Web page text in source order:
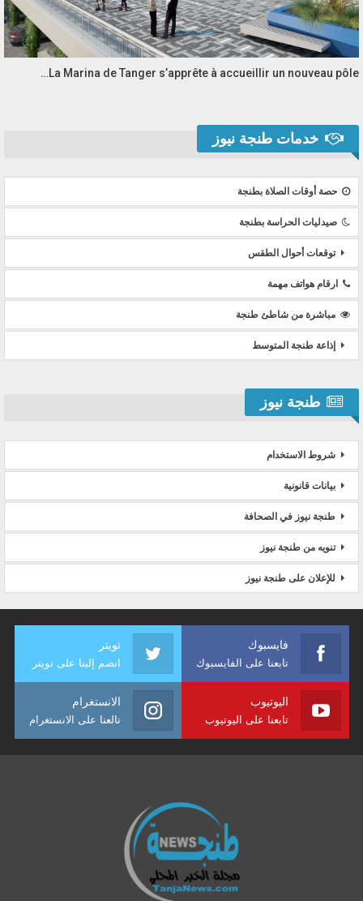
La Marina de Tanger s’apprête à accueillir un nouveau pôle…
خدمات طنجة نيوز
حصة أوقات الصلاة بطنجة
صيدليات الحراسة بطنجة
توقعات أحوال الطقس
ارقام هواتف مهمة
مباشرة من شاطئ طنجة
إذاعة طنجة المتوسط
طنجة نيوز
شروط الاستخدام
بيانات قانونية
طنجة نيوز في الصحافة
تنويه من طنجة نيوز
للإعلان على طنجة نيوز
فايسبوك
تابعنا على الفايسبوك
تويتر
انضم إلينا على تويتر
اليوتيوب
تابعنا على اليوتيوب
الانستغرام
تالعنا على الانستغرام